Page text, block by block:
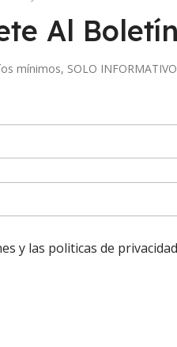
Al Boletín
mínimos, SOLO
y las politicas de